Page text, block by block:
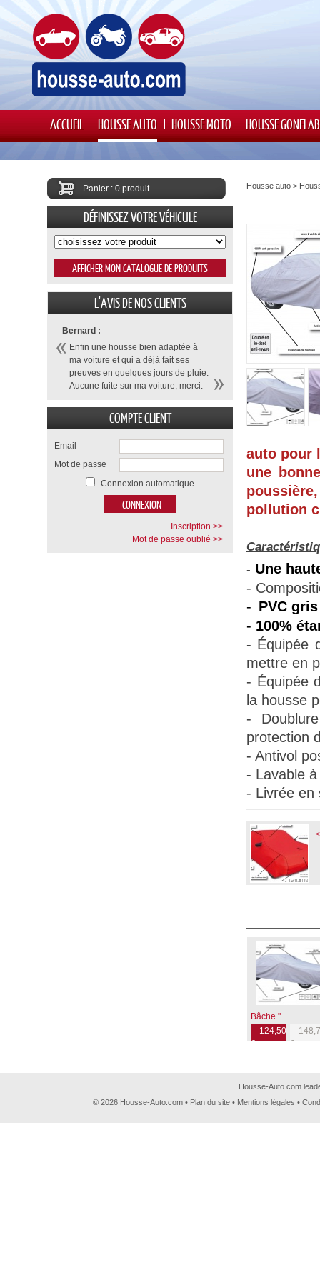
ACCUEIL HOUSSE AUTO HOUSSE MOTO HOUSSE
Housse auto >
auto pour
une
pollution
- Une
-
- PVC
- 100%
- Équipée
mettre en
- Équipée
la housse
-
protection
- Antivol
- Lavable
- Livrée en
Bâche "...
124,50
€
€
Panier : 0 produit
DÉFINISSEZ VOTRE VÉHICULE
L'AVIS DE NOS CLIENTS
Bernard :
Enfin une housse bien adaptée à
ma voiture et qui a déjà fait ses
preuves en quelques jours de pluie.
Aucune fuite sur ma voiture, merci.
COMPTE CLIENT
Email
Mot de passe
Connexion automatique
Inscription >>
Mot de passe oublié >>
Housse-Auto.com
© 2026 Housse-Auto.com • Plan du site • Mentions légales •